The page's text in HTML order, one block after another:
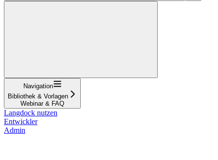
Navigation
Bibliothek & Vorlagen
Webinar & FAQ
Langdock nutzen
Entwickler
Admin